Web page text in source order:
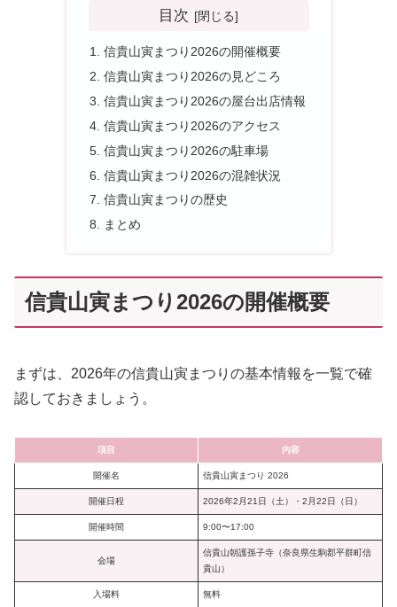
目次
信貴山寅まつり2026の開催概要
信貴山寅まつり2026の見どころ
信貴山寅まつり2026の屋台出店情報
信貴山寅まつり2026のアクセス
信貴山寅まつり2026の駐車場
信貴山寅まつり2026の混雑状況
信貴山寅まつりの歴史
まとめ
信貴山寅まつり2026の開催概要
まずは、2026年の信貴山寅まつりの基本情報を一覧で確
認しておきましょう。
項目 内容
開催名 信貴山寅まつり 2026
開催日程 2026年2月21日（土）・2月22日（日）
開催時間 9:00〜17:00
会場
信貴山朝護孫子寺（奈良県生駒郡平群町信
貴山）
入場料 無料